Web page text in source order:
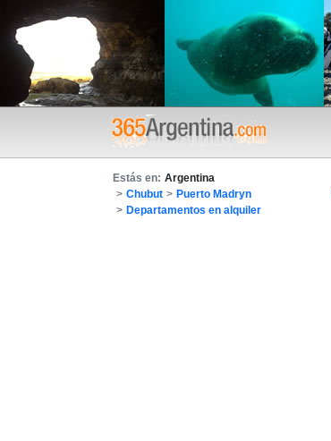
Estás en: Argentina
> Chubut > Puerto Madryn
> Departamentos en alquiler